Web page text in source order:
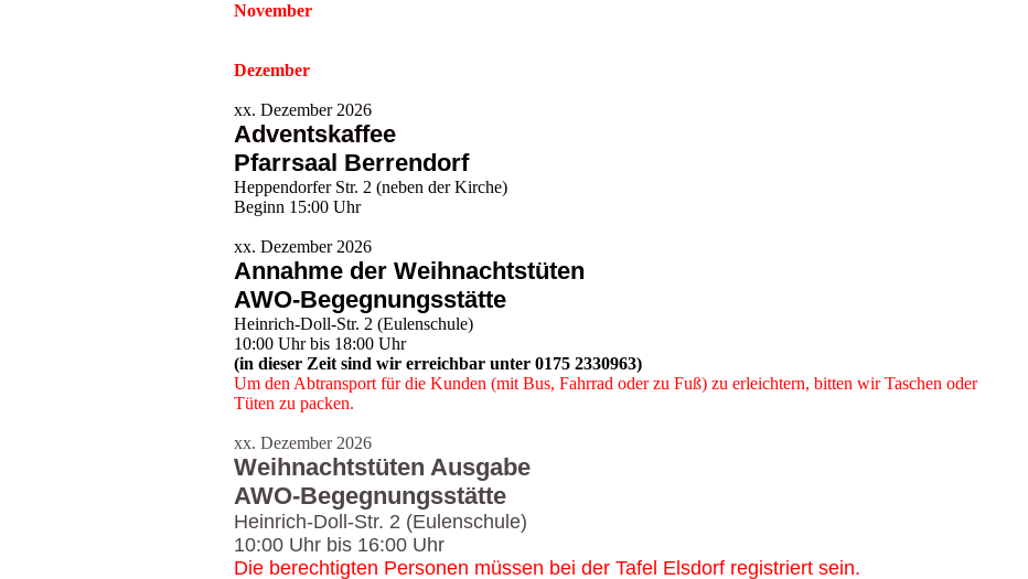
November
Dezember
xx. Dezember 2026
Adventskaffee
Pfarrsaal Berrendorf
Heppendorfer Str. 2 (neben der Kirche)
Beginn 15:00 Uhr
xx. Dezember 2026
Annahme der Weihnachtstüten
AWO-Begegnungsstätte
Heinrich-Doll-Str. 2 (Eulenschule)
10:00 Uhr bis 18:00 Uhr
(in dieser Zeit sind wir erreichbar unter 0175 2330963)
Um den Abtransport für die Kunden (mit Bus, Fahrrad oder zu Fuß) zu erleichtern, bitten wir Taschen oder
Tüten zu packen.
xx. Dezember 2026
Weihnachtstüten Ausgabe
AWO-Begegnungsstätte
Heinrich-Doll-Str. 2 (Eulenschule)
10:00 Uhr bis 16:00 Uhr
Die berechtigten Personen müssen bei der Tafel Elsdorf registriert sein.